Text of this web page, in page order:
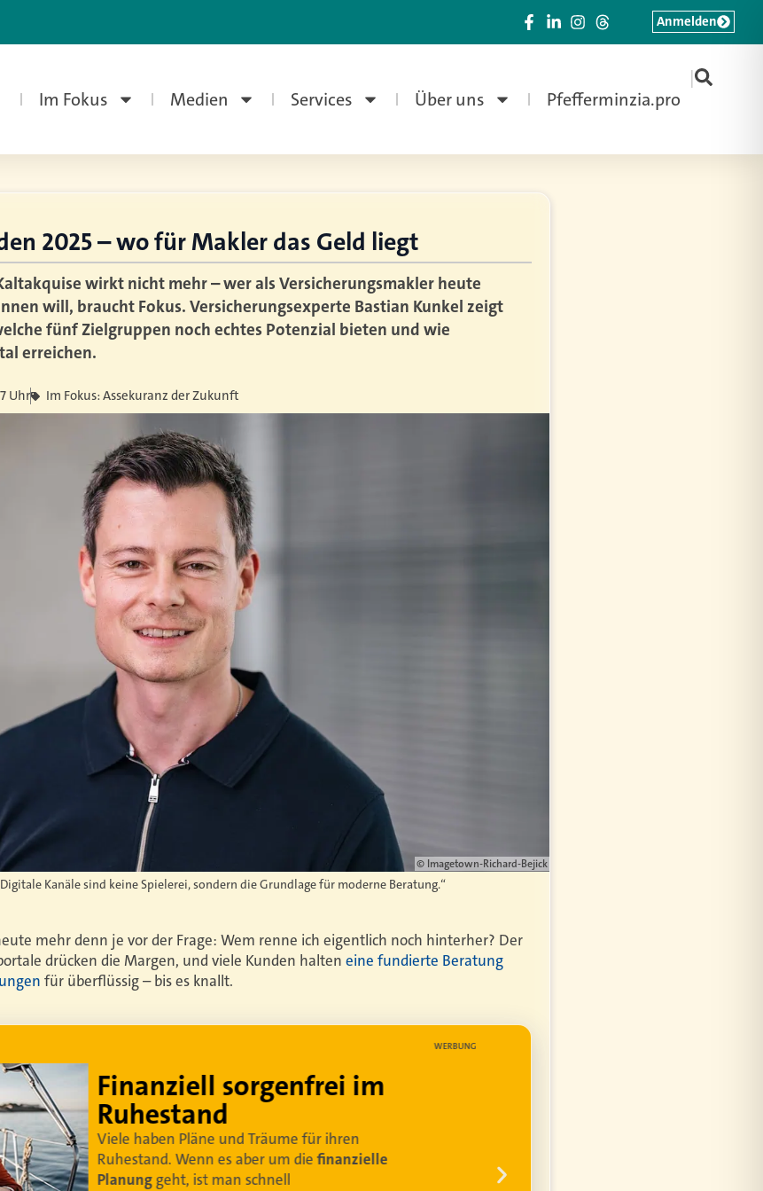
Im Fokus Medien Services Über uns Pfefferminzia.pro
|
Anmelden
2025 – wo für Makler das Geld liegt
wirkt nicht mehr – wer als Versicherungsmakler heute
will, braucht Fokus. Versicherungsexperte Bastian Kunkel zeigt
fünf Zielgruppen noch echtes Potenzial bieten und wie
erreichen.
Uhr Im Fokus: Assekuranz der Zukunft
© Imagetown-Richard-Bejick
Kanäle sind keine Spielerei, sondern die Grundlage für moderne Beratung.“
mehr denn je vor der Frage: Wem renne ich eigentlich noch hinterher? Der
drücken die Margen, und viele Kunden halten eine fundierte Beratung
für überflüssig – bis es knallt.
WERBUNG
Lebe dein bestes Leben
Um sorgenfrei in den Ruhestand zu blicken,
braucht esprofessionelle Ruhestandsplanung
Damit Ihre Kundinnen und Kundenihr bestes
Leben leben können.